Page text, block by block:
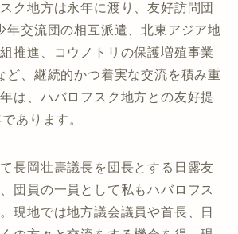
ク地方は永年に渡り、友好訪問団
年交流団の相互派遣、北東アジア地
推進、コウノトリの保護増殖事業
ど、継続的かつ着実な交流を積み重
は、ハバロフスク地方との友好提
あります。
長岡壮壽議長を団長とする日露友
団員の一員として私もハバロフス
現地では地方議会議員や首長、日